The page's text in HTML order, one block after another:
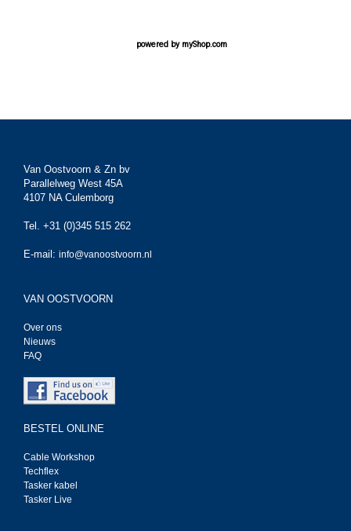
powered by myShop.com
Van Oostvoorn & Zn bv
Parallelweg West 45A
4107 NA Culemborg
Tel. +31 (0)345 515 262
E-mail: info@vanoostvoorn.nl
VAN OOSTVOORN
Over ons
Nieuws
FAQ
BESTEL ONLINE
Cable Workshop
Techflex
Tasker kabel
Tasker Live